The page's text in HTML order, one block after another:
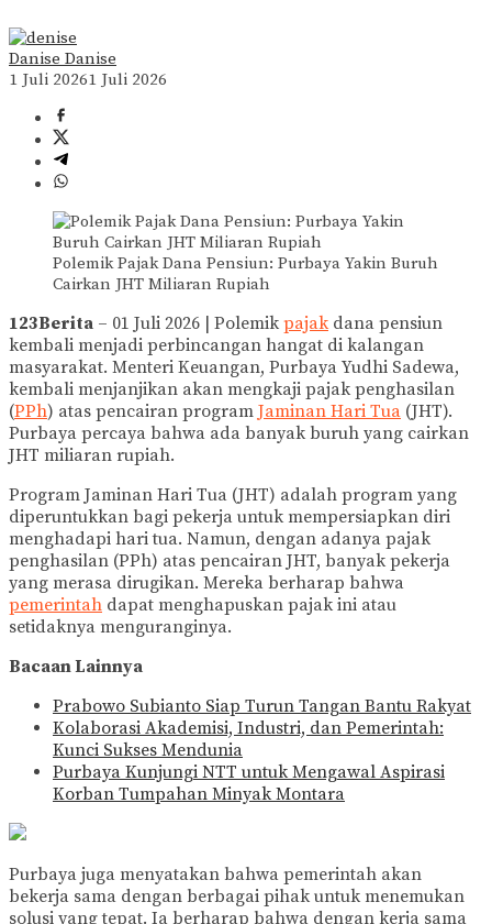
Danise Danise
1 Juli 20261 Juli 2026
Polemik Pajak Dana Pensiun: Purbaya Yakin Buruh
Cairkan JHT Miliaran Rupiah
123Berita – 01 Juli 2026 | Polemik pajakdana pensiun
kembali menjadi perbincangan hangat di kalangan
masyarakat. Menteri Keuangan, Purbaya Yudhi Sadewa,
kembali menjanjikan akan mengkaji pajak penghasilan
(PPh) atas pencairan program Jaminan Hari Tua (JHT).
Purbaya percaya bahwa ada banyak buruh yang cairkan
JHT miliaran rupiah.
Program Jaminan Hari Tua (JHT) adalah program yang
diperuntukkan bagi pekerja untuk mempersiapkan diri
menghadapi hari tua. Namun, dengan adanya pajak
penghasilan (PPh) atas pencairan JHT, banyak pekerja
yang merasa dirugikan. Mereka berharap bahwa
pemerintah dapat menghapuskan pajak ini atau
setidaknya menguranginya.
Bacaan Lainnya
Prabowo Subianto Siap Turun Tangan Bantu Rakyat
Kolaborasi Akademisi, Industri, dan Pemerintah:
Kunci Sukses Mendunia
Purbaya Kunjungi NTT untuk Mengawal Aspirasi
Korban Tumpahan Minyak Montara
Purbaya juga menyatakan bahwa pemerintah akan
bekerja sama dengan berbagai pihak untuk menemukan
solusi yang tepat. Ia berharap bahwa dengan kerja sama